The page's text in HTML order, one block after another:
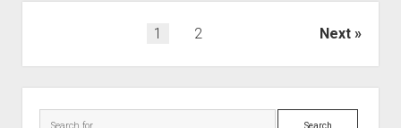
1 2 Next
Search